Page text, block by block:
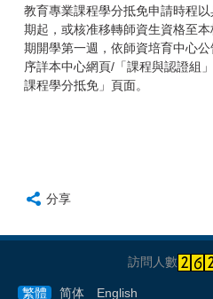
教育專業課程學分抵免申請時程
期起，或核准移轉師資生資格至
期開學第一週，依師資培育中心
序詳本中心網頁/「課程與認證組
課程學分抵免」頁面。
分享
訪問人數
繁體 简体 English